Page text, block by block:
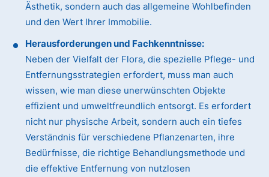
Ästhetik, sondern auch das allgemeine Wohlbefinden
und den Wert Ihrer Immobilie.
Herausforderungen und Fachkenntnisse:
Neben der Vielfalt der Flora, die spezielle Pflege- und
Entfernungsstrategien erfordert, muss man auch
wissen, wie man diese unerwünschten Objekte
effizient und umweltfreundlich entsorgt. Es erfordert
nicht nur physische Arbeit, sondern auch ein tiefes
Verständnis für verschiedene Pflanzenarten, ihre
Bedürfnisse, die richtige Behandlungsmethode und
die effektive Entfernung von nutzlosen